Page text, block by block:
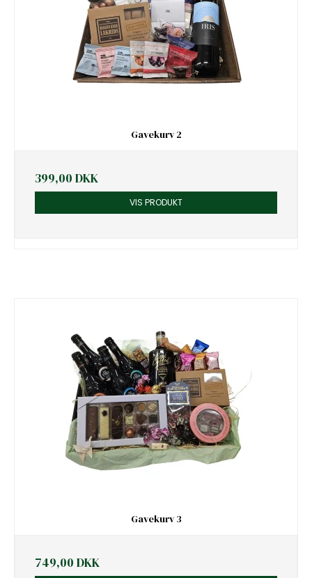
Gavekurv 2
399,00 DKK
VIS PRODUKT
Gavekurv 3
749,00 DKK